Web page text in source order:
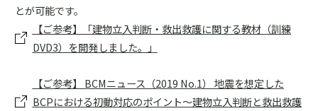
とが可能です。
【ご参考】「建物立入判断・救出救護に関する教材（訓練
DVD3）を開発しました。」
【ご参考】 BCMニュース（2019 No.1） 地震を想定した
BCPにおける初動対応のポイント～建物立入判断と救出救護